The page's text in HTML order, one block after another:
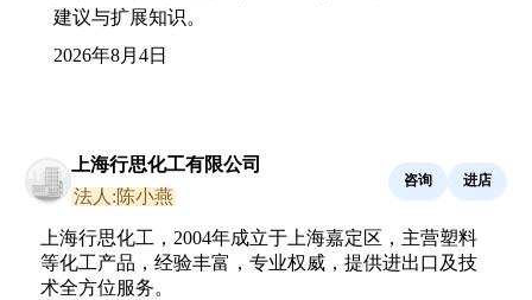
建议与扩展知识。
2026年8月4日
上海行思化工有限公司
法人:陈小燕
咨询 进店
上海行思化工，2004年成立于上海嘉定区，主营塑料
等化工产品，经验丰富，专业权威，提供进出口及技
术全方位服务。